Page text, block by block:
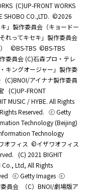
(C)UP-FRONT WORKS
SHOBO CO.,LTD. ©2026
」製作委員会（キョードー
れってキセキ」製作委員会
©BS-TBS ©BS-TBS
委員会 (C)石森プロ・テレ
キングオージャー」製作委
(C)BNOI/アイナナ製作委員
(C)UP-FRONT
MUSIC / HYBE. All Rights
Reserved. ⓒ Getty
Technology (Beijing)
Technology
オフィス ©イザワオフィス
(C) 2021 BIGHIT
Co., Ltd, All Rights
ⓒ Getty Images ⓒ
員会
（C）BNOI/劇場版ア